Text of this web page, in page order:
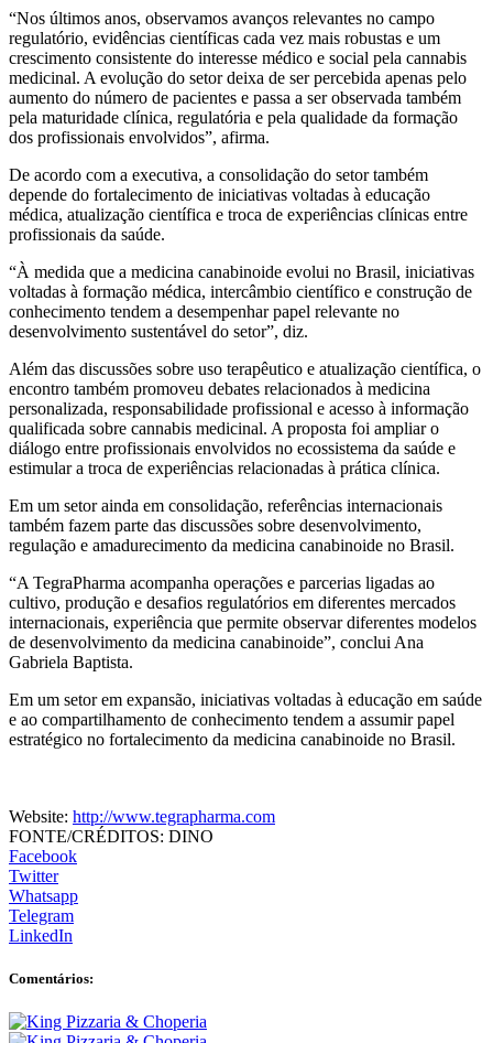
“Nos últimos anos, observamos avanços relevantes no campo
regulatório, evidências científicas cada vez mais robustas e um
crescimento consistente do interesse médico e social pela cannabis
medicinal. A evolução do setor deixa de ser percebida apenas pelo
aumento do número de pacientes e passa a ser observada também
pela maturidade clínica, regulatória e pela qualidade da formação
dos profissionais envolvidos”, afirma.
De acordo com a executiva, a consolidação do setor também
depende do fortalecimento de iniciativas voltadas à educação
médica, atualização científica e troca de experiências clínicas entre
profissionais da saúde.
“À medida que a medicina canabinoide evolui no Brasil, iniciativas
voltadas à formação médica, intercâmbio científico e construção de
conhecimento tendem a desempenhar papel relevante no
desenvolvimento sustentável do setor”, diz.
Além das discussões sobre uso terapêutico e atualização científica, o
encontro também promoveu debates relacionados à medicina
personalizada, responsabilidade profissional e acesso à informação
qualificada sobre cannabis medicinal. A proposta foi ampliar o
diálogo entre profissionais envolvidos no ecossistema da saúde e
estimular a troca de experiências relacionadas à prática clínica.
Em um setor ainda em consolidação, referências internacionais
também fazem parte das discussões sobre desenvolvimento,
regulação e amadurecimento da medicina canabinoide no Brasil.
“A TegraPharma acompanha operações e parcerias ligadas ao
cultivo, produção e desafios regulatórios em diferentes mercados
internacionais, experiência que permite observar diferentes modelos
de desenvolvimento da medicina canabinoide”, conclui Ana
Gabriela Baptista.
Em um setor em expansão, iniciativas voltadas à educação em saúde
e ao compartilhamento de conhecimento tendem a assumir papel
estratégico no fortalecimento da medicina canabinoide no Brasil.
Website: http://www.tegrapharma.com
FONTE/CRÉDITOS: DINO
Facebook
Twitter
Whatsapp
Telegram
LinkedIn
Comentários: